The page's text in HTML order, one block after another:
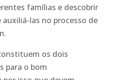
famílias e descobrir
las no processo de
os dois
para o bom